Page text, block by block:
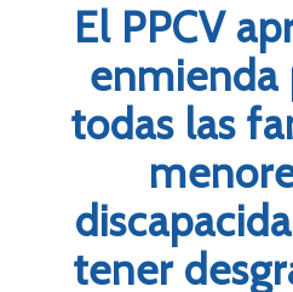
El PPCV
enmienda
todas las
tener